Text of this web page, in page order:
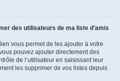
des utilisateurs de ma liste d’amis
vous permet de les ajouter à votre
pouvez ajouter directement des
de l’utilisateur en saisissant leur
les supprimer de vos listes depuis